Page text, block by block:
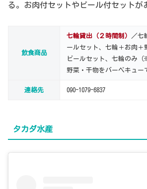
る。お肉付セットやビール付セットが
飲食商品
七輪貸出（２時間制）
／七
ールセット、七輪＋お肉＋
ビールセット、七輪のみ
野菜・干物をバーベキュー
連絡先 090-1079-6837
タカダ水産